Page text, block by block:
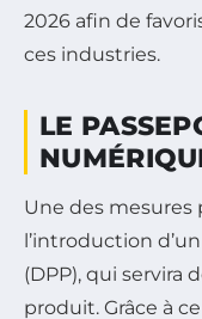
2026 afin de
ces industries.
LE
Une des mesures
l’introduction
(DPP), qui servira
produit. Grâce à